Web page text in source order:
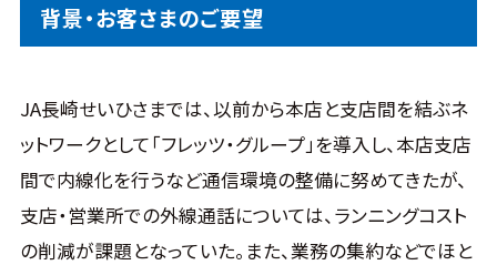
背景・お客さまのご要望
JA長崎せいひさまでは、以前から本店と支店間を結ぶネ
ットワークとして「フレッツ・グループ」を導入し、本店支店
間で内線化を行うなど通信環境の整備に努めてきたが、
支店・営業所での外線通話については、ランニングコスト
の削減が課題となっていた。また、業務の集約などでほと